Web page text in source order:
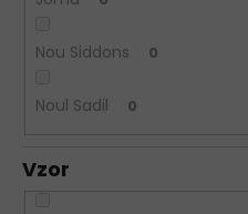
Nou Siddons 0
Noul Sadil 0
Vzor